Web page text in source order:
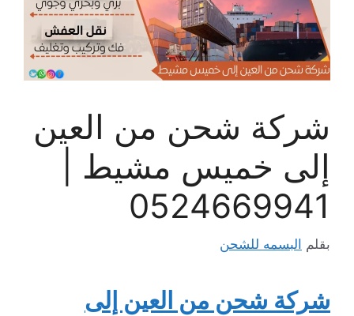
شركة شحن من العين
إلى خميس مشيط |
0524669941
بقلم البسمه للشحن
شركة شحن من العين إلى